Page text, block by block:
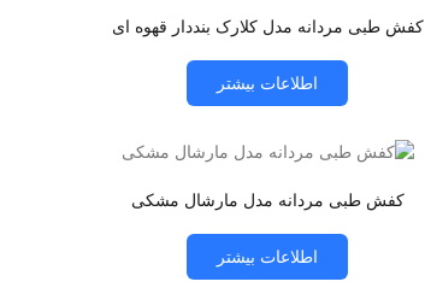
کفش طبی مردانه مدل کلارک بنددار قهوه ای
اطلاعات بیشتر
کفش طبی مردانه مدل مارشال مشکی
اطلاعات بیشتر